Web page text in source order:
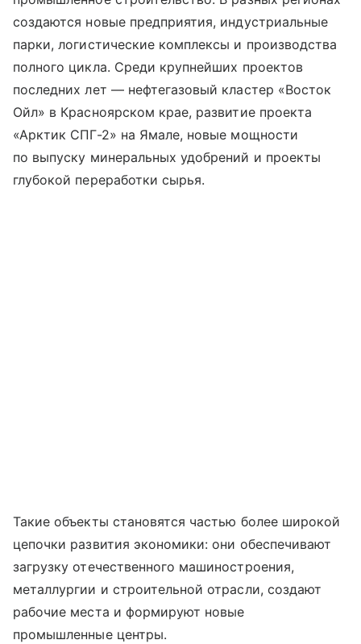
создаются новые предприятия, индустриальные
парки, логистические комплексы и производства
полного цикла. Среди крупнейших проектов
последних лет — нефтегазовый кластер «Восток
Ойл» в Красноярском крае, развитие проекта
«Арктик СПГ-2» на Ямале, новые мощности
по выпуску минеральных удобрений и проекты
глубокой переработки сырья.
Такие объекты становятся частью более широкой
цепочки развития экономики: они обеспечивают
загрузку отечественного машиностроения,
металлургии и строительной отрасли, создают
рабочие места и формируют новые
промышленные центры.